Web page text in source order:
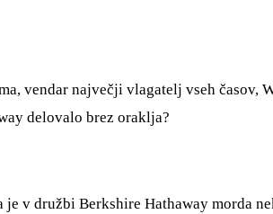
vendar največji vlagatelj vseh
delovalo brez oraklja?
je v družbi Berkshire Hathaway morda